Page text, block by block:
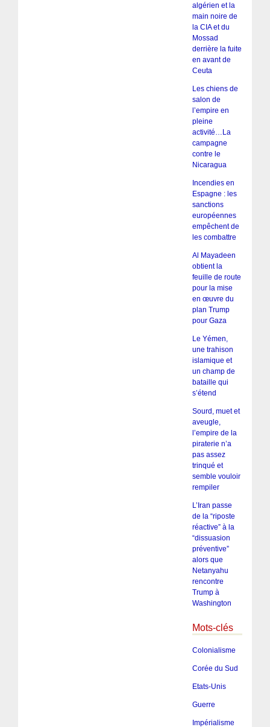
algérien et la
main noire de
la CIA et du
Mossad
derrière la fuite
en avant de
Ceuta
Les chiens de
salon de
l’empire en
pleine
activité…La
campagne
contre le
Nicaragua
Incendies en
Espagne : les
sanctions
européennes
empêchent de
les combattre
Al Mayadeen
obtient la
feuille de route
pour la mise
en œuvre du
plan Trump
pour Gaza
Le Yémen,
une trahison
islamique et
un champ de
bataille qui
s’étend
Sourd, muet et
aveugle,
l’empire de la
piraterie n’a
pas assez
trinqué et
semble vouloir
rempiler
L’Iran passe
de la “riposte
réactive” à la
“dissuasion
préventive”
alors que
Netanyahu
rencontre
Trump à
Washington
Mots-clés
Colonialisme
Corée du Sud
Etats-Unis
Guerre
Impérialisme